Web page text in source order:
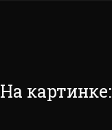
На картинке: